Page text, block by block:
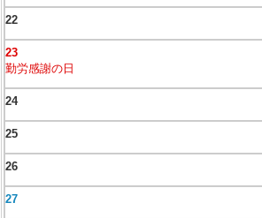
22
23
勤労感謝の日
24
25
26
27